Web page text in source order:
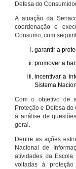
Defesa do
A atuação da
coordenação e
Consumo, com
garantir a
promover a
incentivar a
Sistema
Com o objetivo de
Proteção e Defesa
à análise de
geral.
Dentre as ações
Nacional de
atividades da
voltadas à